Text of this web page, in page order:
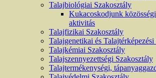
Talajbiológiai Szakosztály
Kukacoskodjunk
aktivitás
Talajfizikai Szakosztály
Talajgenetikai és
Talajkémiai Szakosztály
Talajszennyezettségi Szakosztály
Talajtermékenységi,